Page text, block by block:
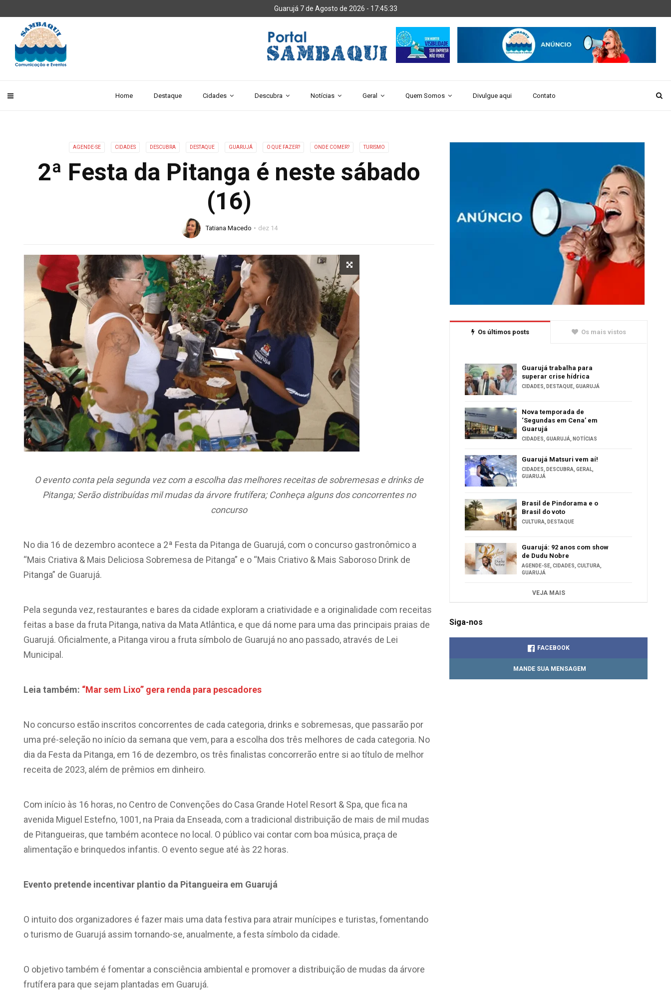
Guarujá 7 de Agosto de 2026 - 17:45:34
Home Destaque Cidades Descubra Notícias Geral Quem Somos Divulgue aqui Contato
AGENDE-SE CIDADES DESCUBRA DESTAQUE GUARUJÁ O QUE FAZER? ONDE COMER? TURISMO
2ª Festa da Pitanga é neste sábado
(16)
Tatiana Macedo dez 14
O evento conta pela segunda vez com a escolha das melhores receitas de sobremesas e drinks de
Pitanga; Serão distribuídas mil mudas da árvore frutífera; Conheça alguns dos concorrentes no
concurso
No dia 16 de dezembro acontece a 2ª Festa da Pitanga de Guarujá, com o concurso gastronômico a
“Mais Criativa & Mais Deliciosa Sobremesa de Pitanga” e o “Mais Criativo & Mais Saboroso Drink de
Pitanga” de Guarujá.
Pela segunda vez, restaurantes e bares da cidade exploram a criatividade e a originalidade com receitas
feitas a base da fruta Pitanga, nativa da Mata Atlântica, e que dá nome para uma das principais praias de
Guarujá. Oficialmente, a Pitanga virou a fruta símbolo de Guarujá no ano passado, através de Lei
Municipal.
Leia também: “Mar sem Lixo” gera renda para pescadores
No concurso estão inscritos concorrentes de cada categoria, drinks e sobremesas, que passarão por
uma pré-seleção no início da semana que vem, para a escolha dos três melhores de cada categoria. No
dia da Festa da Pitanga, em 16 de dezembro, os três finalistas concorrerão entre si ao título de melhor
receita de 2023, além de prêmios em dinheiro.
Com início às 16 horas, no Centro de Convenções do Casa Grande Hotel Resort & Spa, que fica na
avenida Miguel Estefno, 1001, na Praia da Enseada, com a tradicional distribuição de mais de mil mudas
de Pitangueiras, que também acontece no local. O público vai contar com boa música, praça de
alimentação e brinquedos infantis. O evento segue até às 22 horas.
Evento pretende incentivar plantio da Pitangueira em Guarujá
O intuito dos organizadores é fazer mais uma data festiva para atrair munícipes e turistas, fomentando
o turismo de Guarujá assim tornando-se, anualmente, a festa símbolo da cidade.
O objetivo também é fomentar a consciência ambiental e promover a distribuição de mudas da árvore
frutífera para que sejam plantadas em Guarujá.
Os últimos posts Os mais vistos
Guarujá trabalha para
superar crise hídrica
CIDADES, DESTAQUE,GUARUJÁ
Nova temporada de
‘Segundas em Cena’ em
Guarujá
CIDADES,GUARUJÁ, NOTÍCIAS
Guarujá Matsuri vem aí!
CIDADES, DESCUBRA,GERAL,
GUARUJÁ
Brasil de Pindorama e o
Brasil do voto
CULTURA, DESTAQUE
Guarujá: 92 anos com show
de Dudu Nobre
AGENDE-SE,CIDADES,CULTURA,
GUARUJÁ
VEJA MAIS
Siga-nos
FACEBOOK
MANDE SUA MENSAGEM